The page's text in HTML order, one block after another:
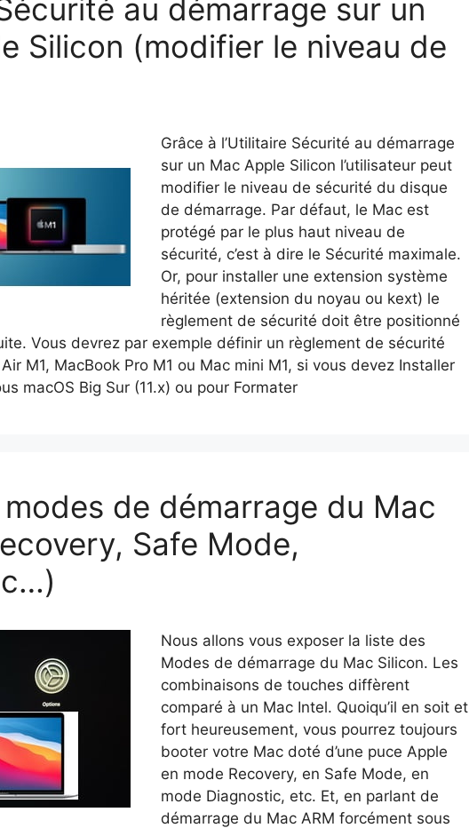
au démarrage sur un
Silicon (modifier le niveau de
Grâce à l’Utilitaire Sécurité au démarrage
sur un Mac Apple Silicon l’utilisateur peut
modifier le niveau de sécurité du disque
de démarrage. Par défaut, le Mac est
protégé par le plus haut niveau de
sécurité, c’est à dire le Sécurité maximale.
Or, pour installer une extension système
héritée (extension du noyau ou kext) le
règlement de sécurité doit être positionné
Vous devrez par exemple définir un règlement de sécurité
M1, MacBook Pro M1 ou Mac mini M1, si vous devez Installer
macOS Big Sur (11.x) ou pour Formater
de démarrage du Mac
Safe Mode,
Nous allons vous exposer la liste des
Modes de démarrage du Mac Silicon. Les
combinaisons de touches diffèrent
comparé à un Mac Intel. Quoiqu’il en soit et
fort heureusement, vous pourrez toujours
booter votre Mac doté d’une puce Apple
en mode Recovery, en Safe Mode, en
mode Diagnostic, etc. Et, en parlant de
démarrage du Mac ARM forcément sous